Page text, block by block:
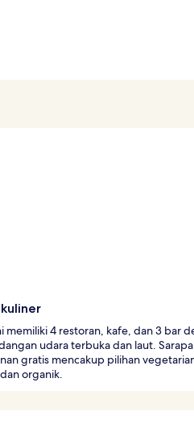
memiliki 4 restoran, kafe, dan 3 bar
udara terbuka dan laut.
gratis mencakup pilihan
organik.